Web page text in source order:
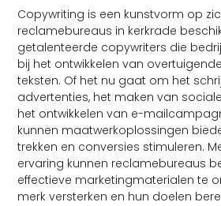
Copywriting is een kunstvorm op
reclamebureaus in kerkrade
getalenteerde copywriters die
bij het ontwikkelen van
teksten. Of het nu gaat om het
advertenties, het maken van
het ontwikkelen van e-
kunnen maatwerkoplossingen
trekken en conversies stimuleren.
ervaring kunnen reclamebureaus
effectieve marketingmaterialen te
merk versterken en hun doelen